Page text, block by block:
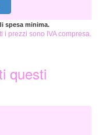
spesa minima.
i prezzi sono IVA compresa.
questi